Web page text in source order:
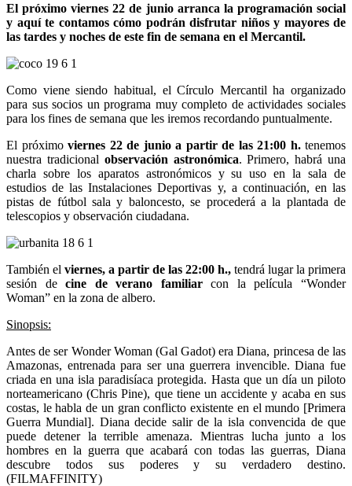
El próximo viernes 22 de junio arranca la programación social
y aquí te contamos cómo podrán disfrutar niños y mayores de
las tardes y noches de este fin de semana en el Mercantil.
Como viene siendo habitual, el Círculo Mercantil ha organizado
para sus socios un programa muy completo de actividades sociales
para los fines de semana que les iremos recordando puntualmente.
El próximo viernes 22 de junio a partir de las 21:00 h. tenemos
nuestra tradicional observación astronómica. Primero, habrá una
charla sobre los aparatos astronómicos y su uso en la sala de
estudios de las Instalaciones Deportivas y, a continuación, en las
pistas de fútbol sala y baloncesto, se procederá a la plantada de
telescopios y observación ciudadana.
También el viernes, a partir de las 22:00 h., tendrá lugar la primera
sesión decine de verano familiarcon la película “Wonder
Woman” en la zona de albero.
Sinopsis:
Antes de ser Wonder Woman (Gal Gadot) era Diana, princesa de las
Amazonas, entrenada para ser una guerrera invencible. Diana fue
criada en una isla paradisíaca protegida. Hasta que un día un piloto
norteamericano (Chris Pine), que tiene un accidente y acaba en sus
costas, le habla de un gran conflicto existente en el mundo [Primera
Guerra Mundial]. Diana decide salir de la isla convencida de que
puede detener la terrible amenaza. Mientras lucha junto a los
hombres en la guerra que acabará con todas las guerras, Diana
descubre todos sus poderes y su verdadero destino.
(FILMAFFINITY)